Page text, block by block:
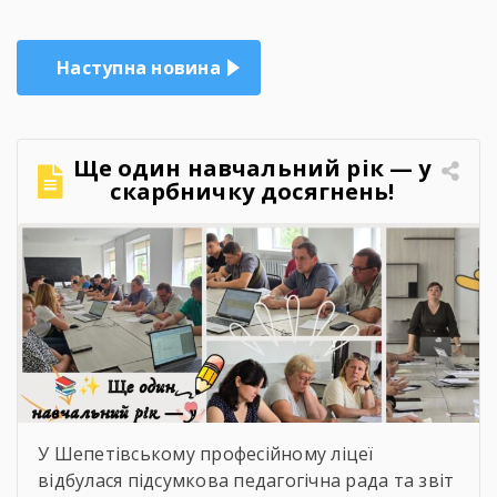
Наступна новина
Ще один навчальний рік — у
скарбничку досягнень!
У Шепетівському професійному ліцеї
відбулася підсумкова педагогічна рада та звіт